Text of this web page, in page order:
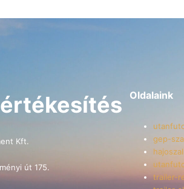
Kft.
út 175.
Oldalaink
gep-
trailer-